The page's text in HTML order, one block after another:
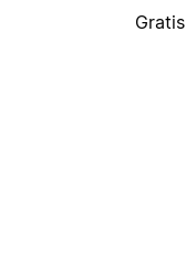
Gratis